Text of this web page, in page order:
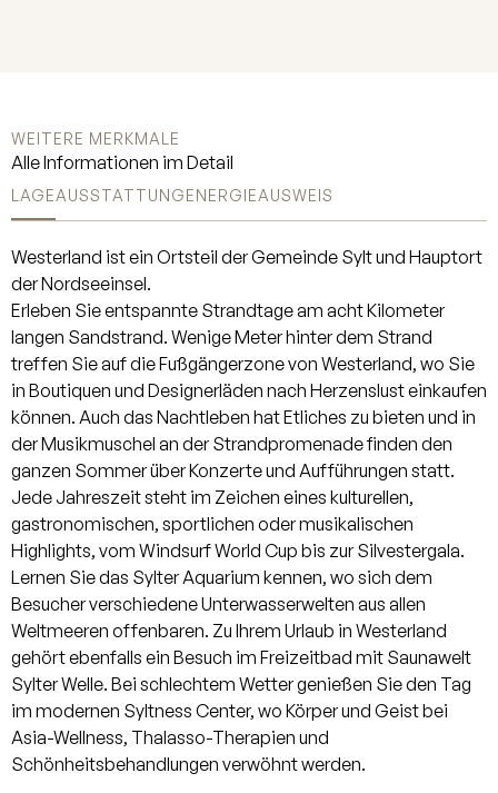
eine behagliche Atmosphäre, sowie
für gesellige Abende sorgt. Das
Nebenzimmer. Das Kellergeschoss
empfängt Sie mit einem weitläufigen
Flur, der direkt in den einladenden
Wellness-Bereich übergeht – ein Ort
der Ruhe und Regeneration.
Angrenzend befindet sich ein
modernes Badezimmer mit
zeitgemäßer Ausstattung. Ein
großzügiger Abstellraum bietet
reichlich Platz zur individuellen
Nutzung. Ebenfalls auf dieser Ebene
liegt der funktional gestaltete
Hauswirtschaftsraum. Für effiziente
und umweltfreundliche Wärme sorgt
eine moderne Luftwärmepumpe. Im
Dachgeschoss finden Sie einen hellen
Flur, von dem zwei großzügige
Schlafzimmer, jeweils mit eigenem,
modernen Badezimmer abgehen.
Diese bieten höchsten Komfort.
WEITERE MERKMALE
Alle Informationen im Detail
LAGEAUSSTATTUNGENERGIEAUSWEIS
Westerland ist ein Ortsteil der Gemeinde Sylt und Hauptort
der Nordseeinsel.
Erleben Sie entspannte Strandtage am acht Kilometer
langen Sandstrand. Wenige Meter hinter dem Strand
treffen Sie auf die Fußgängerzone von Westerland, wo Sie
in Boutiquen und Designerläden nach Herzenslust einkaufen
können. Auch das Nachtleben hat Etliches zu bieten und in
der Musikmuschel an der Strandpromenade finden den
ganzen Sommer über Konzerte und Aufführungen statt.
Jede Jahreszeit steht im Zeichen eines kulturellen,
gastronomischen, sportlichen oder musikalischen
Highlights, vom Windsurf World Cup bis zur Silvestergala.
Lernen Sie das Sylter Aquarium kennen, wo sich dem
Besucher verschiedene Unterwasserwelten aus allen
Weltmeeren offenbaren. Zu Ihrem Urlaub in Westerland
gehört ebenfalls ein Besuch im Freizeitbad mit Saunawelt
Sylter Welle. Bei schlechtem Wetter genießen Sie den Tag
im modernen Syltness Center, wo Körper und Geist bei
Asia-Wellness, Thalasso-Therapien und
Schönheitsbehandlungen verwöhnt werden.